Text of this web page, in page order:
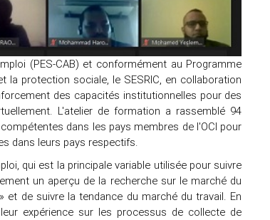
(PES-CAB) et conformément au Programme
protection sociale, le SESRIC, en collaboration
des capacités institutionnelles pour des
L'atelier de formation a rassemblé 94
dans les pays membres de l'OCI pour
dans leurs pays respectifs.
qui est la principale variable utilisée pour suivre
un aperçu de la recherche sur le marché du
de suivre la tendance du marché du travail. En
expérience sur les processus de collecte de